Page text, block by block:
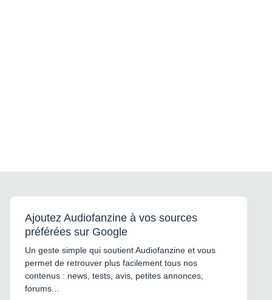
Ajoutez Audiofanzine à vos sources
préférées sur Google
Un geste simple qui soutient Audiofanzine et vous
permet de retrouver plus facilement tous nos
contenus : news, tests, avis, petites annonces,
forums...